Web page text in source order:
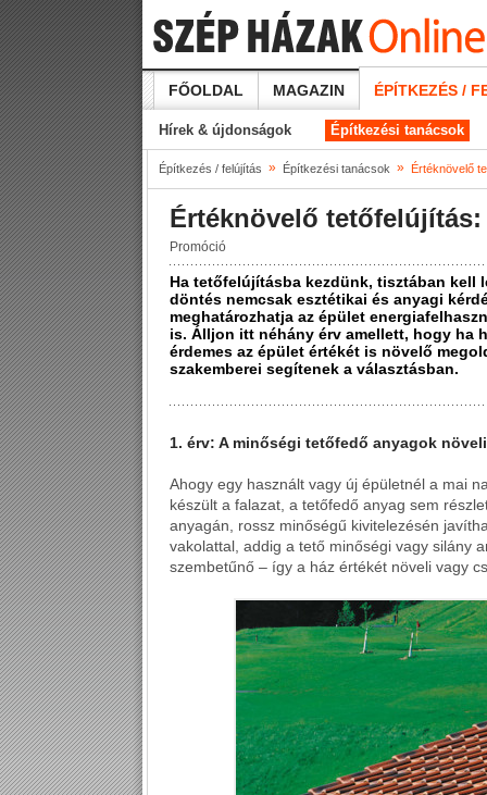
FŐOLDAL MAGAZIN ÉPÍTKEZÉS /
Hírek & újdonságok Építkezési tanácsok
Építkezés / felújítás » Építkezési tanácsok » Értéknövelő
Értéknövelő tetőfelújítás:
Promóció
Ha tetőfelújításba kezdünk, tisztában kell
döntés nemcsak esztétikai és anyagi
meghatározhatja az épület
is. Álljon itt néhány érv amellett, hogy ha
érdemes az épület értékét is növelő
szakemberei segítenek a választásban.
1. érv: A minőségi tetőfedő anyagok
Ahogy egy használt vagy új épületnél a mai
készült a falazat, a tetőfedő anyag sem
anyagán, rossz minőségű kivitelezésén
vakolattal, addig a tető minőségi vagy silány
szembetűnő – így a ház értékét növeli vagy